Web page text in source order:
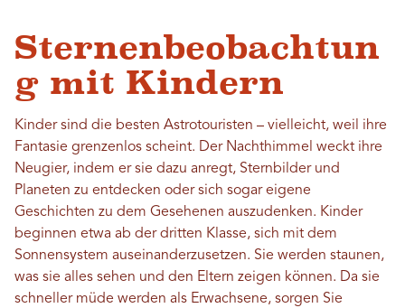
Sternenbeobachtun
g mit Kindern
Kinder sind die besten Astrotouristen – vielleicht, weil ihre
Fantasie grenzenlos scheint. Der Nachthimmel weckt ihre
Neugier, indem er sie dazu anregt, Sternbilder und
Planeten zu entdecken oder sich sogar eigene
Geschichten zu dem Gesehenen auszudenken. Kinder
beginnen etwa ab der dritten Klasse, sich mit dem
Sonnensystem auseinanderzusetzen. Sie werden staunen,
was sie alles sehen und den Eltern zeigen können. Da sie
schneller müde werden als Erwachsene, sorgen Sie